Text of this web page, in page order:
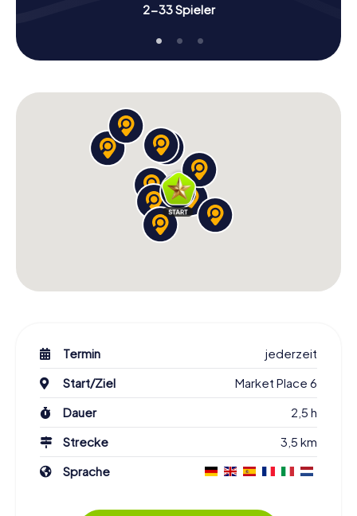
2-33 Spieler
Termin
jederzeit
Start/Ziel
Market Place 6
Dauer
2,5 h
Strecke
3,5 km
Sprache